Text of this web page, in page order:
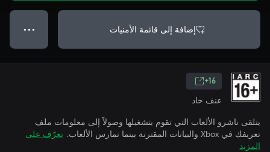
إضافة إلى قائمة الأمنيات ● ● ●
16+
عنف حاد
يتلقى ناشرو الألعاب التي تقوم بتشغيلها وصولاً إلى معلومات ملف
تعريفك في Xbox والبيانات المقترنة بينما تمارس الألعاب.
تعرّف على
المزيد